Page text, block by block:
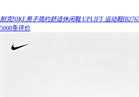
耐克NIKE男子简约舒适休闲鞋 UPLIFT 运动鞋
5000条评价